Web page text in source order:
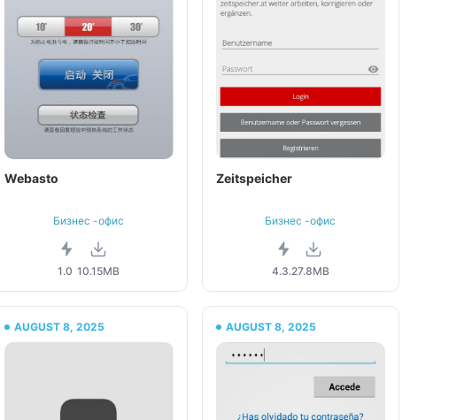
Webasto
Бизнес -офис
1.0 10.15MB
Zeitspeicher
Бизнес -офис
4.3.27.8MB
AUGUST 8, 2025 AUGUST 8, 2025